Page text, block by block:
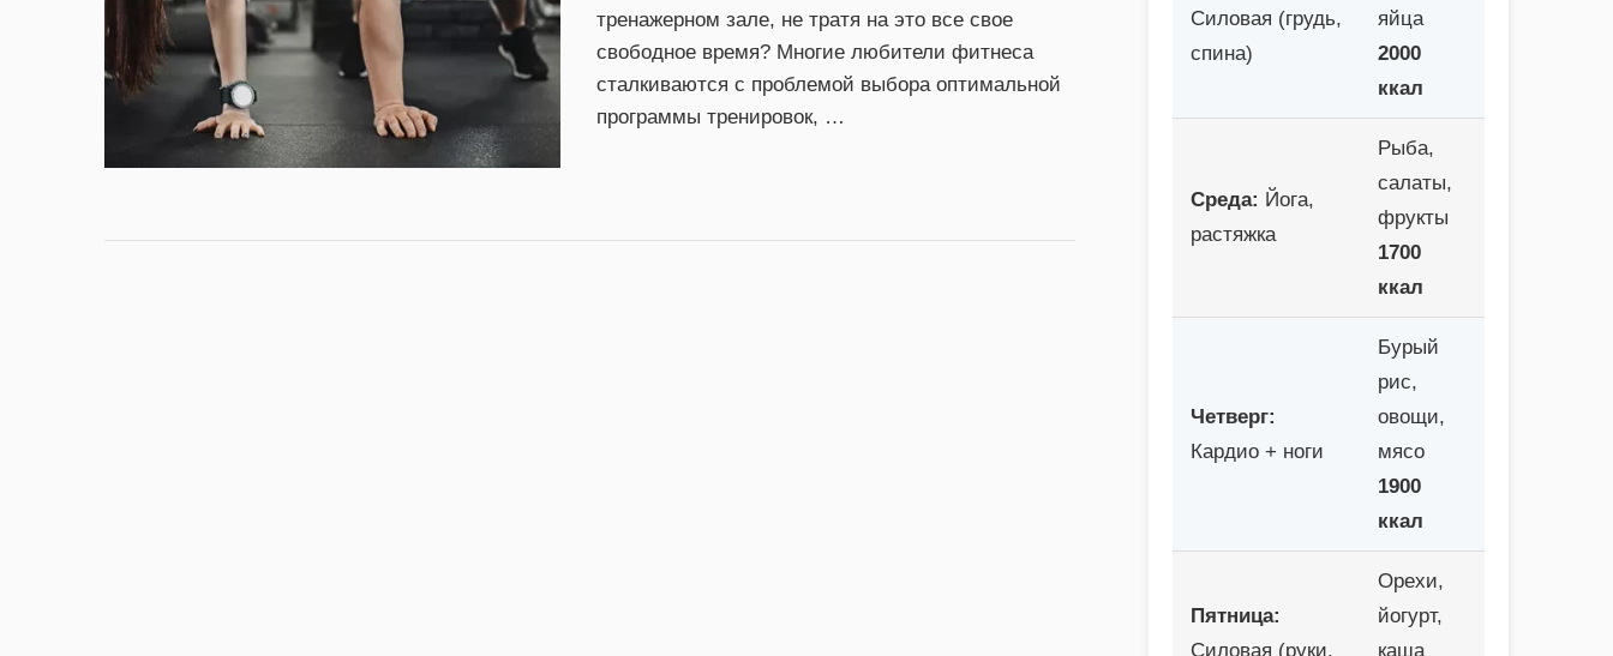
тренажерном зале, не тратя на это все свое
свободное время? Многие любители фитнеса
сталкиваются с проблемой выбора оптимальной
программы тренировок, …
Силовая (грудь,
спина)
яйца
2000
ккал
Среда: Йога,
растяжка
Рыба,
салаты,
фрукты
1700
ккал
Четверг:
Кардио + ноги
Бурый
рис,
овощи,
мясо
1900
ккал
Пятница:
Силовая (руки,
Орехи,
йогурт,
каша